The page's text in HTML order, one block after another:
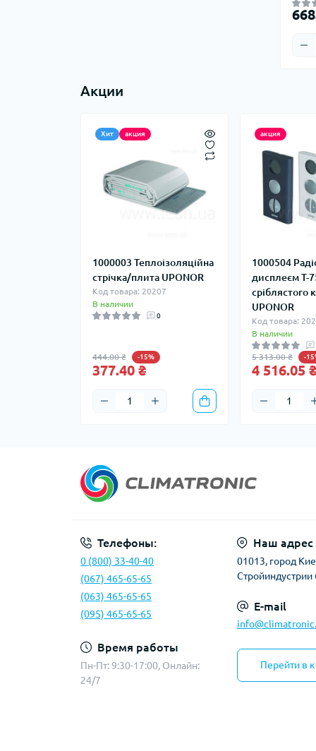
Акции
Хит акция
1000003 Теплоізоляційна
стрічка/плита UPONOR
Код товара: 20207
В наличии
0
444.00 ₴ -15%
377.40 ₴
акция
1000504
дисплеєм T-
сріблястого
UPONOR
Код товара:
В наличии
5 313.00 ₴ -
4 516.05 ₴
Телефоны:
0 (800) 33-40-40
(067) 465-65-65
(063) 465-65-65
(095) 465-65-65
Время работы
Пн-Пт: 9:30-17:00, Онлайн:
24/7
Наш адрес
01013, город
Стройиндустрии
E-mail
Перейти в